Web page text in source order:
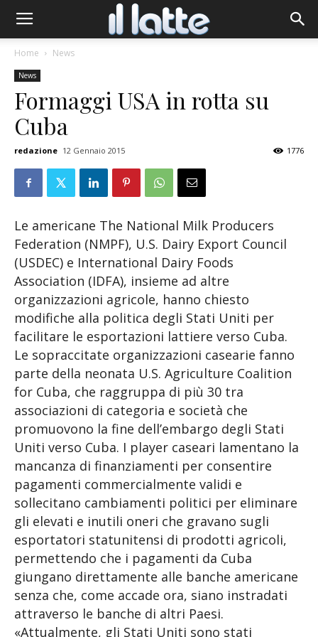
Home News
News
Formaggi USA in rotta su
Cuba
redazione 12 Gennaio 2015 1776
Le americane The National Milk Producers
Federation (NMPF), U.S. Dairy Export Council
(USDEC) e International Dairy Foods
Association (IDFA), insieme ad altre
organizzazioni agricole, hanno chiesto
modifiche alla politica degli Stati Uniti per
facilitare le esportazioni lattiere verso Cuba.
Le sopraccitate organizzazioni casearie fanno
parte della neonata U.S. Agriculture Coalition
for Cuba, che raggruppa di più 30 tra
associazioni di categoria e società che
promuovono la fine dell’embargo degli Stati
Uniti verso Cuba. I player caseari lamentano la
mancanza di finanziamenti per consentire
pagamenti commercialmente validi e
sollecitano cambiamenti politici per eliminare
gli elevati e inutili oneri che gravano sugli
esportatori statunitensi di prodotti agricoli,
permettendo che i pagamenti da Cuba
giungano direttamente alle banche americane
senza che, come accade ora, siano instradati
attraverso le banche di altri Paesi.
«Attualmente, gli Stati Uniti sono stati